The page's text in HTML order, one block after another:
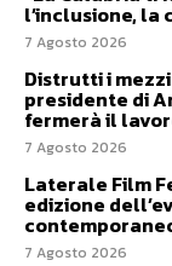
l’inclusione,
7 Agosto 2026
Distrutti i
presidente di
fermerà il
7 Agosto 2026
Laterale Film
edizione
7 Agosto 2026